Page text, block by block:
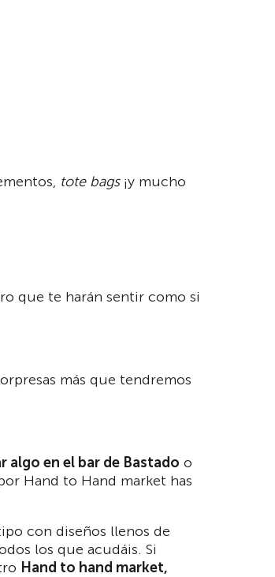
tote bags¡y mucho
que te harán sentir como si
más que tendremos
algo en el bar de Bastado o
Hand to Hand market has
con diseños llenos de
los que acudáis. Si
Hand to hand market,